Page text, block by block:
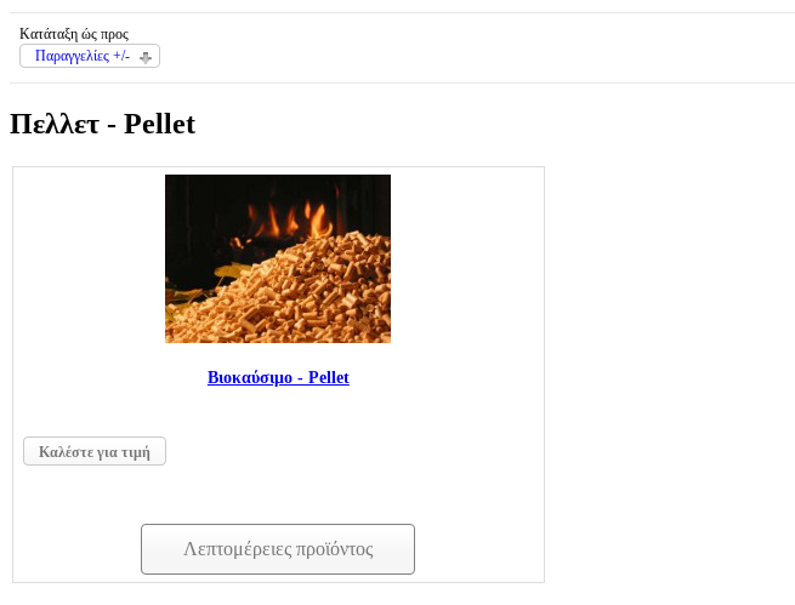
Κατάταξη ώς προς
Παραγγελίες +/-
Πελλετ - Pellet
Βιοκαύσιμο - Pellet
Καλέστε για τιμή
Λεπτομέρειες προϊόντος